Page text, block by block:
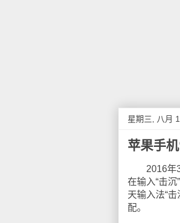
星期三, 八月
苹果手
2016年3
在输入“击
天输入法“
配。